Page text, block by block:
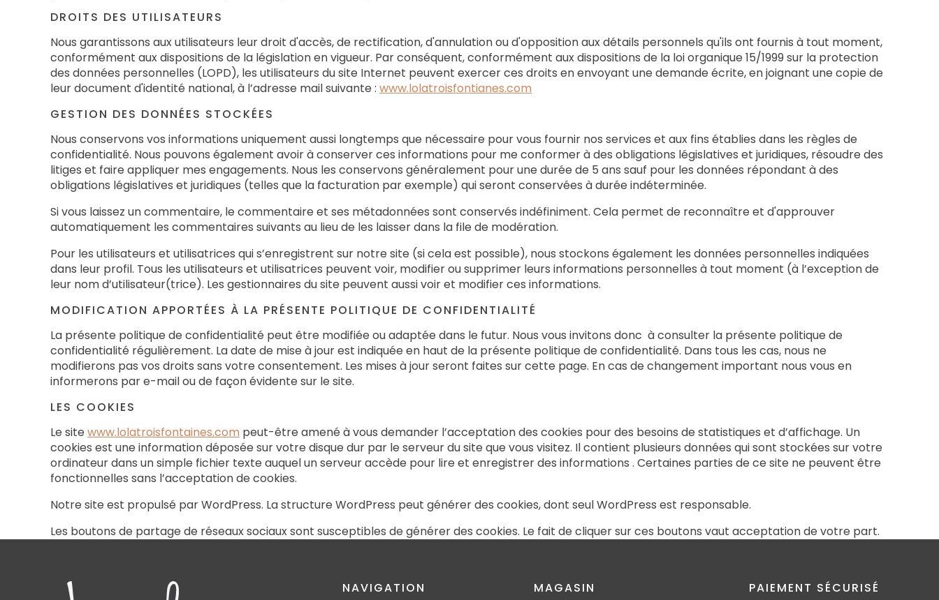
DROITS DES UTILISATEURS
Nous garantissons aux utilisateurs leur droit d'accès, de rectification, d'annulation ou d'opposition aux détails personnels qu'ils ont fournis à tout moment,
conformément aux dispositions de la législation en vigueur. Par conséquent, conformément aux dispositions de la loi organique 15/1999 sur la protection
des données personnelles (LOPD), les utilisateurs du site Internet peuvent exercer ces droits en envoyant une demande écrite, en joignant une copie de
leur document d'identité national, à l’adresse mail suivante : www.lolatroisfontianes.com
GESTION DES DONNÉES STOCKÉES
Nous conservons vos informations uniquement aussi longtemps que nécessaire pour vous fournir nos services et aux fins établies dans les règles de
confidentialité. Nous pouvons également avoir à conserver ces informations pour me conformer à des obligations législatives et juridiques, résoudre des
litiges et faire appliquer mes engagements. Nous les conservons généralement pour une durée de 5 ans sauf pour les données répondant à des
obligations législatives et juridiques (telles que la facturation par exemple) qui seront conservées à durée indéterminée.
Si vous laissez un commentaire, le commentaire et ses métadonnées sont conservés indéfiniment. Cela permet de reconnaître et d'approuver
automatiquement les commentaires suivants au lieu de les laisser dans la file de modération.
Pour les utilisateurs et utilisatrices qui s’enregistrent sur notre site (si cela est possible), nous stockons également les données personnelles indiquées
dans leur profil. Tous les utilisateurs et utilisatrices peuvent voir, modifier ou supprimer leurs informations personnelles à tout moment (à l’exception de
leur nom d’utilisateur(trice). Les gestionnaires du site peuvent aussi voir et modifier ces informations.
MODIFICATION APPORTÉES À LA PRÉSENTE POLITIQUE DE CONFIDENTIALITÉ
La présente politique de confidentialité peut être modifiée ou adaptée dans le futur. Nous vous invitons donc à consulter la présente politique de
confidentialité régulièrement. La date de mise à jour est indiquée en haut de la présente politique de confidentialité. Dans tous les cas, nous ne
modifierons pas vos droits sans votre consentement. Les mises à jour seront faites sur cette page. En cas de changement important nous vous en
informerons par e-mail ou de façon évidente sur le site.
LES COOKIES
Le site www.lolatroisfontaines.com peut-être amené à vous demander l’acceptation des cookies pour des besoins de statistiques et d’affichage. Un
cookies est une information déposée sur votre disque dur par le serveur du site que vous visitez. Il contient plusieurs données qui sont stockées sur votre
ordinateur dans un simple fichier texte auquel un serveur accède pour lire et enregistrer des informations . Certaines parties de ce site ne peuvent être
fonctionnelles sans l’acceptation de cookies.
Notre site est propulsé par WordPress. La structure WordPress peut générer des cookies, dont seul WordPress est responsable.
Les boutons de partage de réseaux sociaux sont susceptibles de générer des cookies. Le fait de cliquer sur ces boutons vaut acceptation de votre part.
NAVIGATION MAGASIN PAIEMENT SÉCURISÉ